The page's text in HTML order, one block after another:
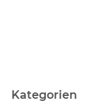
Kategorien